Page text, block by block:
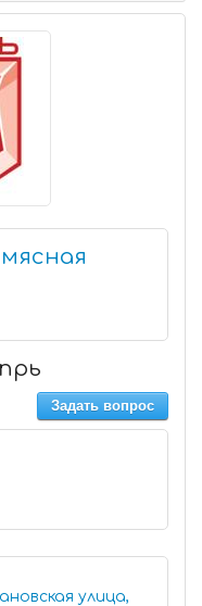
Задать вопрос
улица,